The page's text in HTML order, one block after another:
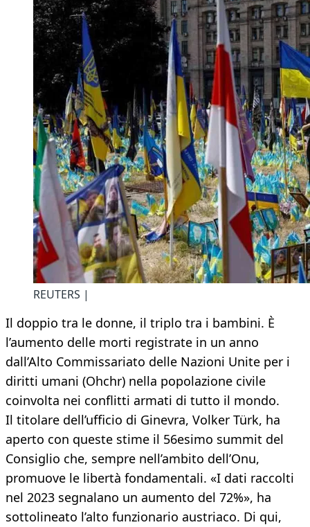
REUTERS |
Il doppio tra le donne, il triplo tra i bambini. È
l’aumento delle morti registrate in un anno
dall’Alto Commissariato delle Nazioni Unite per i
diritti umani (Ohchr) nella popolazione civile
coinvolta nei conflitti armati di tutto il mondo.
Il titolare dell’ufficio di Ginevra, Volker Türk, ha
aperto con queste stime il 56esimo summit del
Consiglio che, sempre nell’ambito dell’Onu,
promuove le libertà fondamentali. «I dati raccolti
nel 2023 segnalano un aumento del 72%», ha
sottolineato l’alto funzionario austriaco. Di qui,